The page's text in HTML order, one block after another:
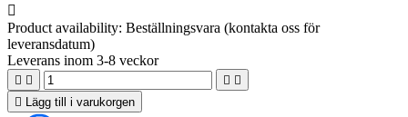

Product availability: Beställningsvara (kontakta oss för
leveransdatum)
Leverans inom 3-8 veckor
   

Lägg till i varukorgen